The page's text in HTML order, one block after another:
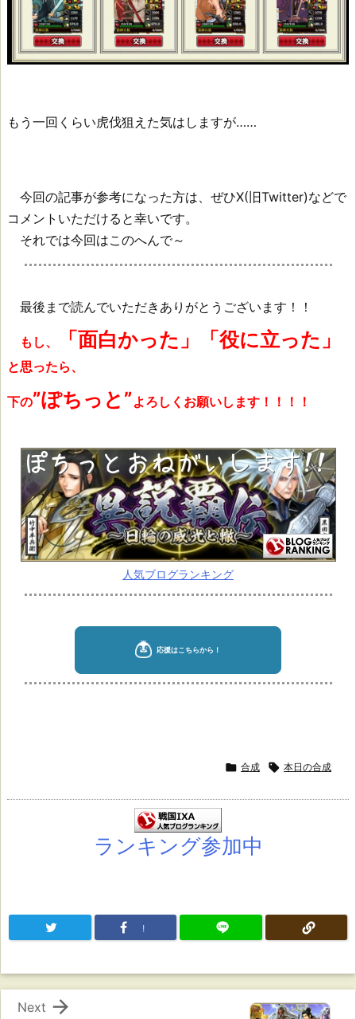
もう一回くらい虎伐狙えた気はしますが……
今回の記事が参考になった方は、ぜひX(旧Twitter)などで
コメントいただけると幸いです。
それでは今回はこのへんで～
最後まで読んでいただきありがとうございます！！
もし、 「面白かった」「役に立った」
と思ったら、
下の”ぽちっと”よろしくお願いします！！！！
人気ブログランキング
 合成  本日の合成
ランキング参加中
!

Next